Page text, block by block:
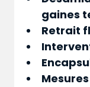
gaines
Retrait